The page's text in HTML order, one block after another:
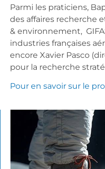
Parmi les praticiens,
des affaires recherche
& environnement,
industries françaises
encore Xavier Pasco
pour la recherche
Pour en savoir sur le